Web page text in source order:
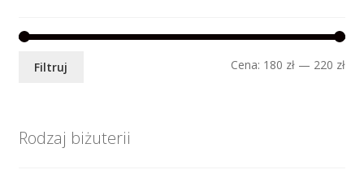
Filtruj Cena: 180 zł — 220 zł
Rodzaj biżuterii